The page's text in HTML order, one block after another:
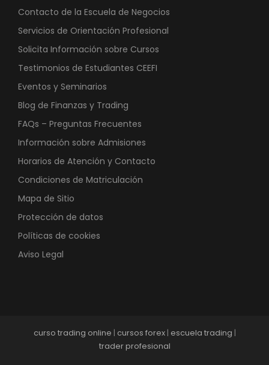
Contacto de la Escuela de Negocios
Servicios de Orientación Profesional
Solicita Información sobre Cursos
Testimonios de Estudiantes CEEFI
Eventos y Seminarios
Blog de Finanzas y Trading
FAQs – Preguntas Frecuentes
Información sobre Admisiones
Horarios de Atención y Contacto
Condiciones de Matriculación
Mapa de Sitio
Protección de datos
Políticas de cookies
Aviso Legal
curso trading online | cursos forex| escuela trading |
trader profesional